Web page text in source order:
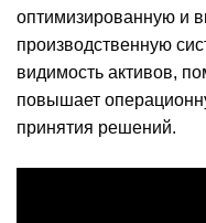
оптимизированную и
производственную
видимость активов,
повышает
принятия решений.